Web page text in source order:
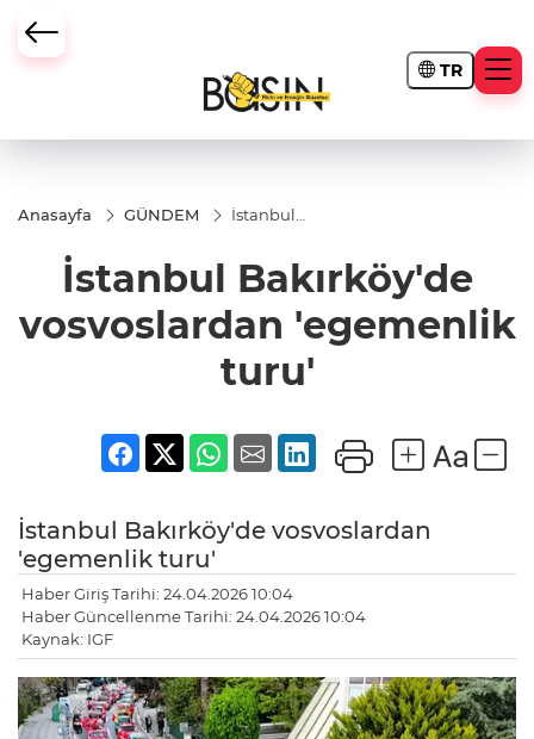
TR
Anasayfa GÜNDEM
İstanbul
'egemenlik
turu'
İstanbul Bakırköy'de
vosvoslardan 'egemenlik
turu'
İstanbul Bakırköy'de vosvoslardan
'egemenlik turu'
Haber Giriş Tarihi: 24.04.2026 10:04
Haber Güncellenme Tarihi: 24.04.2026 10:04
Kaynak: IGF